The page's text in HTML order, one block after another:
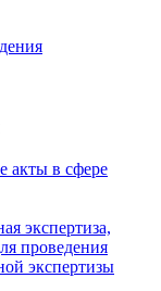
акты в сфере
экспертиза,
проведения
экспертизы